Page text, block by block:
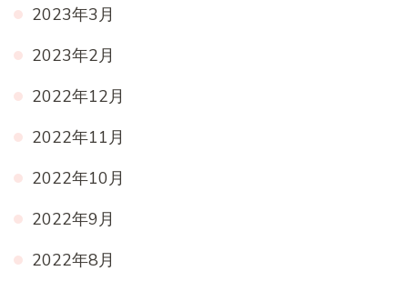
2023年3月
2023年2月
2022年12月
2022年11月
2022年10月
2022年9月
2022年8月